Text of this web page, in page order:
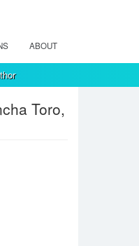
ABOUT
Toro,